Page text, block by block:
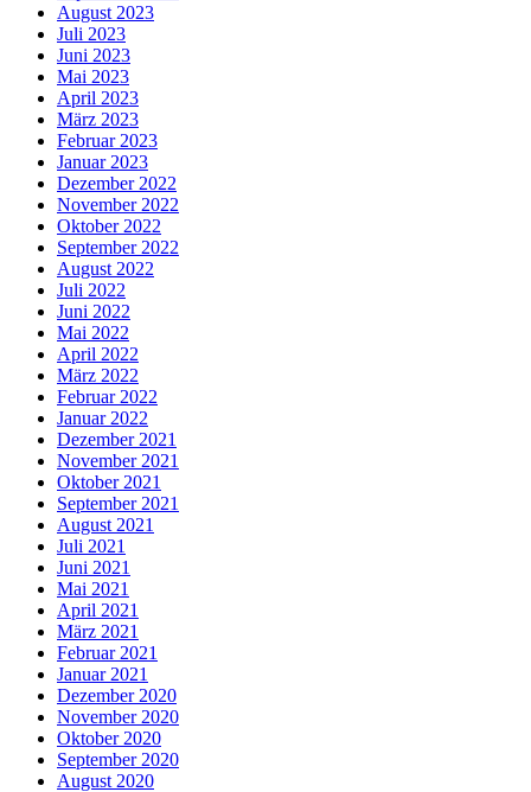
August 2023
Juli 2023
Juni 2023
Mai 2023
April 2023
März 2023
Februar 2023
Januar 2023
Dezember 2022
November 2022
Oktober 2022
September 2022
August 2022
Juli 2022
Juni 2022
Mai 2022
April 2022
März 2022
Februar 2022
Januar 2022
Dezember 2021
November 2021
Oktober 2021
September 2021
August 2021
Juli 2021
Juni 2021
Mai 2021
April 2021
März 2021
Februar 2021
Januar 2021
Dezember 2020
November 2020
Oktober 2020
September 2020
August 2020